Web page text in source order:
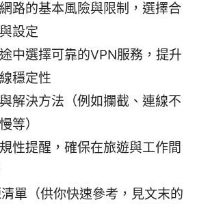
路的基本風險與限制，選擇合
設定
中選擇可靠的VPN服務，提升
穩定性
解決方法（例如攔截、連線不
等）
性提醒，確保在旅遊與工作間
單（供你快速參考，見文末的